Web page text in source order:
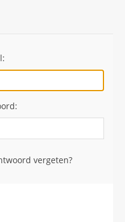
vergeten?